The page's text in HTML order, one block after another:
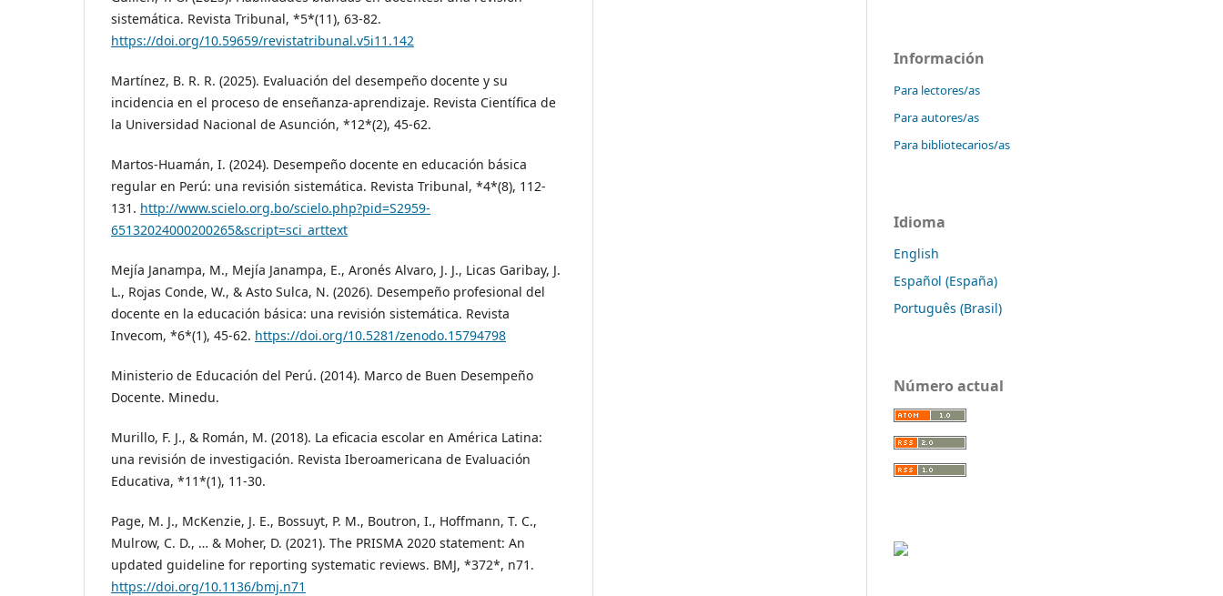
sistemática. Revista Tribunal, *5*(11), 63-82.
https://doi.org/10.59659/revistatribunal.v5i11.142
Martínez, B. R. R. (2025). Evaluación del desempeño docente y su
incidencia en el proceso de enseñanza-aprendizaje. Revista Científica de
la Universidad Nacional de Asunción, *12*(2), 45-62.
Martos-Huamán, I. (2024). Desempeño docente en educación básica
regular en Perú: una revisión sistemática. Revista Tribunal, *4*(8), 112-
131. http://www.scielo.org.bo/scielo.php?pid=S2959-
65132024000200265&script=sci_arttext
Mejía Janampa, M., Mejía Janampa, E., Aronés Alvaro, J. J., Licas Garibay, J.
L., Rojas Conde, W., & Asto Sulca, N. (2026). Desempeño profesional del
docente en la educación básica: una revisión sistemática. Revista
Invecom, *6*(1), 45-62. https://doi.org/10.5281/zenodo.15794798
Ministerio de Educación del Perú. (2014). Marco de Buen Desempeño
Docente. Minedu.
Murillo, F. J., & Román, M. (2018). La eficacia escolar en América Latina:
una revisión de investigación. Revista Iberoamericana de Evaluación
Educativa, *11*(1), 11-30.
Page, M. J., McKenzie, J. E., Bossuyt, P. M., Boutron, I., Hoffmann, T. C.,
Mulrow, C. D., … & Moher, D. (2021). The PRISMA 2020 statement: An
updated guideline for reporting systematic reviews. BMJ, *372*, n71.
https://doi.org/10.1136/bmj.n71
Información
Para lectores/as
Para autores/as
Para bibliotecarios/as
Idioma
English
Español (España)
Português (Brasil)
Número actual